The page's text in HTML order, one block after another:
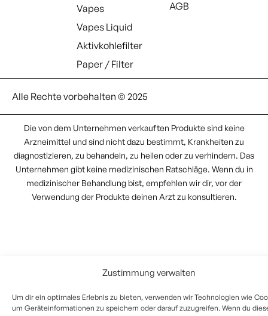
Zustimmung verwalten
Um dir ein optimales Erlebnis zu bieten, verwenden wir Technologien wie
um Geräteinformationen zu speichern oder darauf zuzugreifen. Wenn du
Vapes
Vapes Liquid
Aktivkohlefilter
Paper / Filter
AGB
Alle Rechte vorbehalten © 2025
Die von dem Unternehmen verkauften Produkte sind keine
Arzneimittel und sind nicht dazu bestimmt, Krankheiten zu
diagnostizieren, zu behandeln, zu heilen oder zu verhindern. Das
Unternehmen gibt keine medizinischen Ratschläge. Wenn du in
medizinischer Behandlung bist, empfehlen wir dir, vor der
Verwendung der Produkte deinen Arzt zu konsultieren.